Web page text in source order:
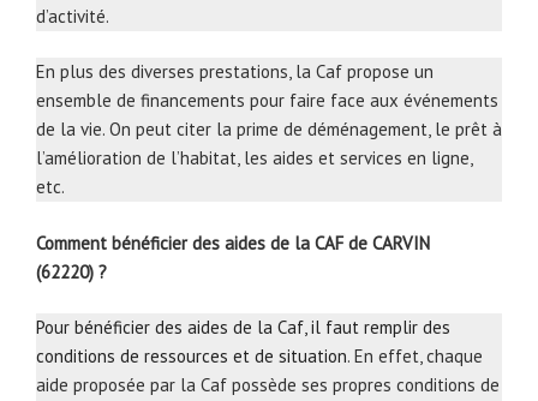
d’activité.
En plus des diverses prestations, la Caf propose un
ensemble de financements pour faire face aux événements
de la vie. On peut citer la prime de déménagement, le prêt à
l’amélioration de l’habitat, les aides et services en ligne,
etc.
Comment bénéficier des aides de la CAF de CARVIN
(62220) ?
Pour bénéficier des aides de la Caf, il faut remplir des
conditions de ressources et de situation. En effet, chaque
aide proposée par la Caf possède ses propres conditions de